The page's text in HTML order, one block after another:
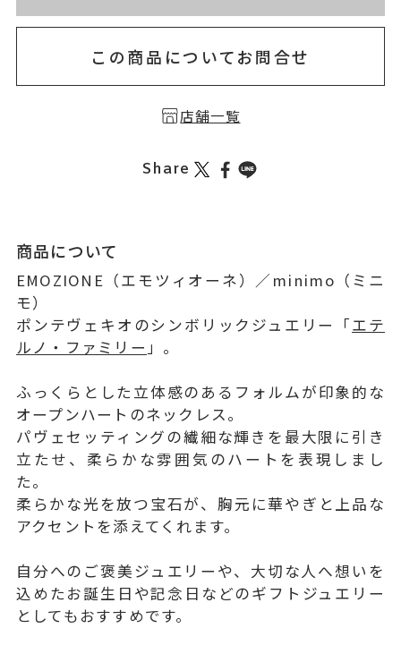
この商品についてお問合せ
店舗一覧
Share
商品について
EMOZIONE（エモツィオーネ）／minimo（ミニ
モ）
ポンテヴェキオのシンボリックジュエリー「エテ
ルノ・ファミリー 」。
ふっくらとした立体感のあるフォルムが印象的な
オープンハートのネックレス。
パヴェセッティングの繊細な輝きを最大限に引き
立たせ、柔らかな雰囲気のハートを表現しまし
た。
柔らかな光を放つ宝石が、胸元に華やぎと上品な
アクセントを添えてくれます。
自分へのご褒美ジュエリーや、大切な人へ想いを
込めたお誕生日や記念日などのギフトジュエリー
としてもおすすめです。